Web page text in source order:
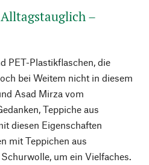
–
PET-Plastikflaschen, die
bei Weitem nicht in diesem
Asad Mirza vom
Teppiche aus
diesen Eigenschaften
mit Teppichen aus
um ein Vielfaches.